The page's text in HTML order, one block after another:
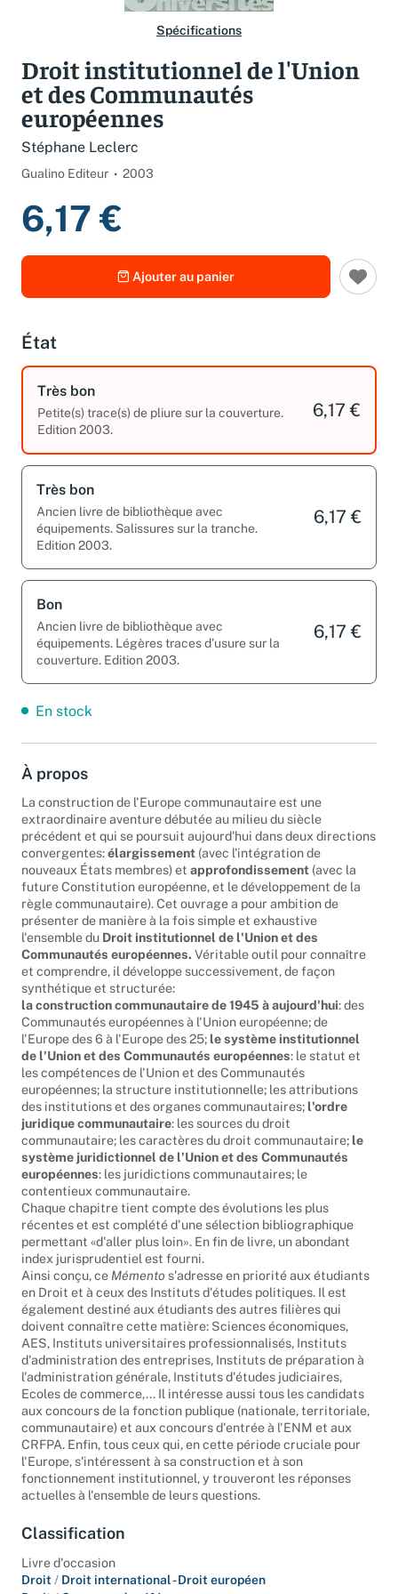
Spécifications
Droit institutionnel de l'Union
et des Communautés
européennes
Stéphane Leclerc
Gualino Editeur 2003
6,17 €
Ajouter au panier
État
Très bon
Petite(s) trace(s) de pliure sur la couverture.
Edition 2003.
6,17 €
Très bon
Ancien livre de bibliothèque avec
équipements. Salissures sur la tranche.
Edition 2003.
6,17 €
Bon
Ancien livre de bibliothèque avec
équipements. Légères traces d’usure sur la
couverture. Edition 2003.
6,17 €
En stock
À propos
La construction de l'Europe communautaire est une
extraordinaire aventure débutée au milieu du siècle
précédent et qui se poursuit aujourd'hui dans deux directions
convergentes:élargissement (avec l'intégration de
nouveaux États membres) et approfondissement (avec la
future Constitution européenne, et le développement de la
règle communautaire). Cet ouvrage a pour ambition de
présenter de manière à la fois simple et exhaustive
l'ensemble du Droit institutionnel de l'Union et des
Communautés européennes. Véritable outil pour connaître
et comprendre, il développe successivement, de façon
synthétique et structurée:
la construction communautaire de 1945 à aujourd'hui: des
Communautés européennes à l'Union européenne; de
l'Europe des 6 à l'Europe des 25; le système institutionnel
de l'Union et des Communautés européennes: le statut et
les compétences de l'Union et des Communautés
européennes; la structure institutionnelle; les attributions
des institutions et des organes communautaires; l'ordre
juridique communautaire: les sources du droit
communautaire; les caractères du droit communautaire; le
système juridictionnel de l'Union et des Communautés
européennes: les juridictions communautaires; le
contentieux communautaire.
Chaque chapitre tient compte des évolutions les plus
récentes et est complété d'une sélection bibliographique
permettant «d'aller plus loin». En fin de livre, un abondant
index jurisprudentiel est fourni.
Ainsi conçu, ce Mémento s'adresse en priorité aux étudiants
en Droit et à ceux des Instituts d'études politiques. Il est
également destiné aux étudiants des autres filières qui
doivent connaître cette matière: Sciences économiques,
AES, Instituts universitaires professionnalisés, Instituts
d'administration des entreprises, Instituts de préparation à
l'administration générale, Instituts d'études judiciaires,
Ecoles de commerce,... Il intéresse aussi tous les candidats
aux concours de la fonction publique (nationale, territoriale,
communautaire) et aux concours d'entrée à l'ENM et aux
CRFPA. Enfin, tous ceux qui, en cette période cruciale pour
l'Europe, s'intéressent à sa construction et à son
fonctionnement institutionnel, y trouveront les réponses
actuelles à l'ensemble de leurs questions.
Classification
Livre d'occasion
Droit / Droit international - Droit européen